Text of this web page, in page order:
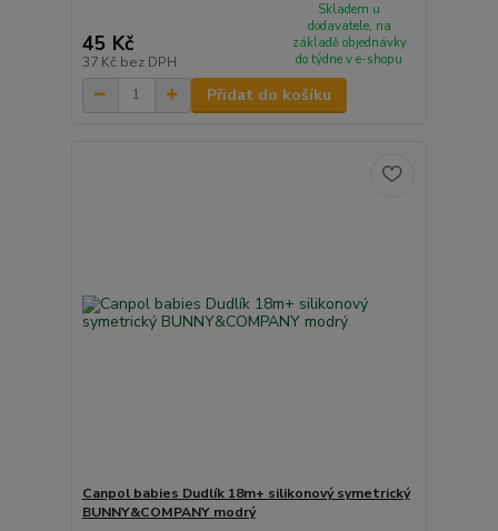
45 Kč
37 Kč bez DPH
Skladem u
dodavatele, na
základě objednávky
do týdne v e-shopu
Přidat do košíku
Canpol babies Dudlík 18m+ silikonový symetrický
BUNNY&COMPANY modrý